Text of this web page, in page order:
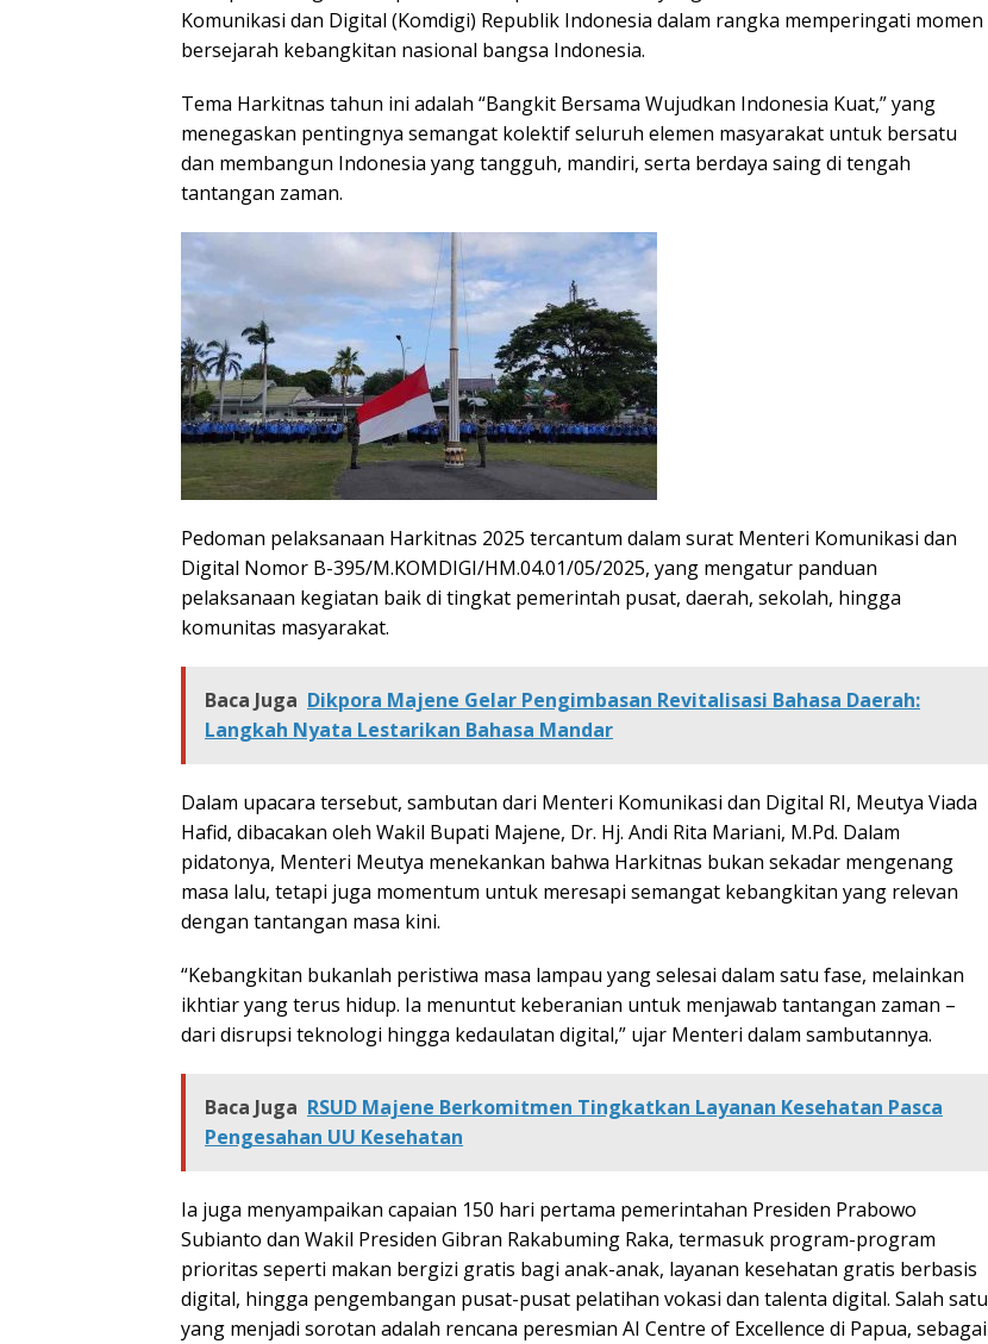
Komunikasi dan Digital (Komdigi) Republik Indonesia dalam rangka memperingati momen
bersejarah kebangkitan nasional bangsa Indonesia.
Tema Harkitnas tahun ini adalah “Bangkit Bersama Wujudkan Indonesia Kuat,” yang
menegaskan pentingnya semangat kolektif seluruh elemen masyarakat untuk bersatu
dan membangun Indonesia yang tangguh, mandiri, serta berdaya saing di tengah
tantangan zaman.
Pedoman pelaksanaan Harkitnas 2025 tercantum dalam surat Menteri Komunikasi dan
Digital Nomor B-395/M.KOMDIGI/HM.04.01/05/2025, yang mengatur panduan
pelaksanaan kegiatan baik di tingkat pemerintah pusat, daerah, sekolah, hingga
komunitas masyarakat.
Baca Juga Dikpora Majene Gelar Pengimbasan Revitalisasi Bahasa Daerah:
Langkah Nyata Lestarikan Bahasa Mandar
Dalam upacara tersebut, sambutan dari Menteri Komunikasi dan Digital RI, Meutya Viada
Hafid, dibacakan oleh Wakil Bupati Majene, Dr. Hj. Andi Rita Mariani, M.Pd. Dalam
pidatonya, Menteri Meutya menekankan bahwa Harkitnas bukan sekadar mengenang
masa lalu, tetapi juga momentum untuk meresapi semangat kebangkitan yang relevan
dengan tantangan masa kini.
“Kebangkitan bukanlah peristiwa masa lampau yang selesai dalam satu fase, melainkan
ikhtiar yang terus hidup. Ia menuntut keberanian untuk menjawab tantangan zaman –
dari disrupsi teknologi hingga kedaulatan digital,” ujar Menteri dalam sambutannya.
Baca Juga RSUD Majene Berkomitmen Tingkatkan Layanan Kesehatan Pasca
Pengesahan UU Kesehatan
Ia juga menyampaikan capaian 150 hari pertama pemerintahan Presiden Prabowo
Subianto dan Wakil Presiden Gibran Rakabuming Raka, termasuk program-program
prioritas seperti makan bergizi gratis bagi anak-anak, layanan kesehatan gratis berbasis
digital, hingga pengembangan pusat-pusat pelatihan vokasi dan talenta digital. Salah satu
yang menjadi sorotan adalah rencana peresmian AI Centre of Excellence di Papua, sebagai